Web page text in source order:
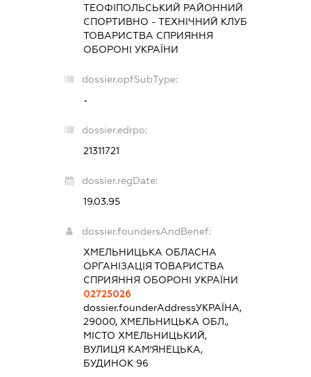
ТЕОФІПОЛЬСЬКИЙ РАЙОННИЙ
СПОРТИВНО - ТЕХНІЧНИЙ КЛУБ
ТОВАРИСТВА СПРИЯННЯ
ОБОРОНІ УКРАЇНИ
dossier.opfSubType:
-
dossier.edrpo:
21311721
dossier.regDate:
19.03.95
dossier.foundersAndBenef:
ХМЕЛЬНИЦЬКА ОБЛАСНА
ОРГАНІЗАЦІЯ ТОВАРИСТВА
СПРИЯННЯ ОБОРОНІ УКРАЇНИ
02725026
dossier.founderAddressУКРАЇНА,
29000, ХМЕЛЬНИЦЬКА ОБЛ.,
МІСТО ХМЕЛЬНИЦЬКИЙ,
ВУЛИЦЯ КАМ'ЯНЕЦЬКА,
БУДИНОК 96